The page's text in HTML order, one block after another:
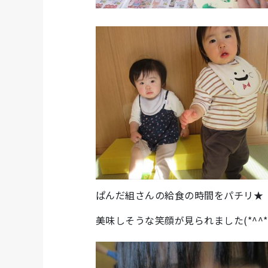
ぱんだ組さんの給食の時間をパチリ★
美味しそうな笑顔が見られました